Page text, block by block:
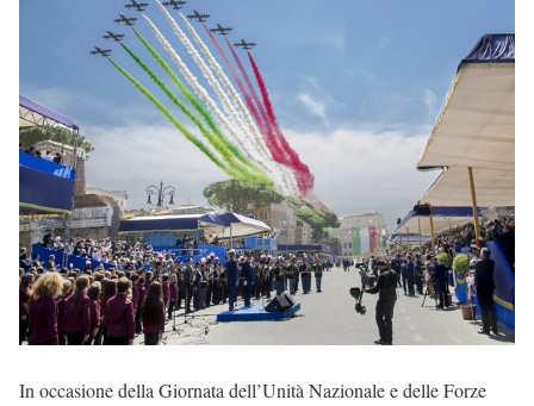
In occasione della Giornata dell’Unità Nazionale e delle Forze